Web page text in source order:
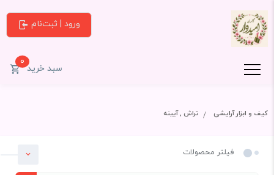
ورود | ثبت‌نام
سبد خرید0
کیف و ابزار آرایشی تراش , آیینه
فیلتر محصولات